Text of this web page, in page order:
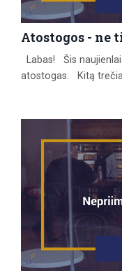
Atostogos - ne
Labas! Šis
atostogas. Kitą
naujienlaiškio
ne tik dėl galimybės
pastebėjau vieną